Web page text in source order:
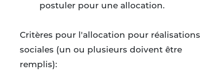
postuler pour une allocation.
Critères pour l'allocation pour réalisations
sociales (un ou plusieurs doivent être
remplis):